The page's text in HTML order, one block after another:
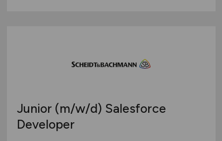
Junior (m/w/d) Salesforce
Developer